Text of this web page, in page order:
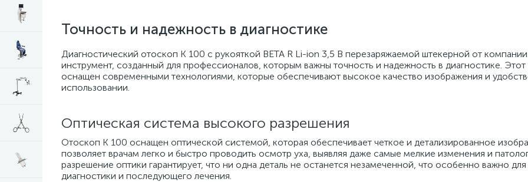
Точность и надежность в диагностике
Диагностический отоскоп K 100 с рукояткой BETA R Li-ion 3,5 В перезаряжаемой штекерной от
инструмент, созданный для профессионалов, которым важны точность и надежность в диагностике.
оснащен современными технологиями, которые обеспечивают высокое качество изображения и
использовании.
Оптическая система высокого разрешения
Отоскоп K 100 оснащен оптической системой, которая обеспечивает четкое и детализированное
позволяет врачам легко и быстро проводить осмотр уха, выявляя даже самые мелкие изменения и
разрешение оптики гарантирует, что ни одна деталь не останется незамеченной, что особенно важно
диагностики и последующего лечения.